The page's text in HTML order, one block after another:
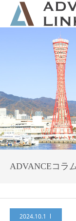
ADVANCEコラ
2024.10.1
会社概要
ネット保険
事業保険